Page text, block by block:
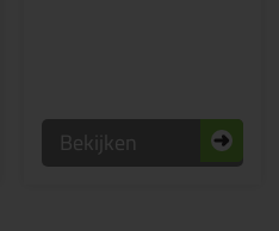
Bekijken